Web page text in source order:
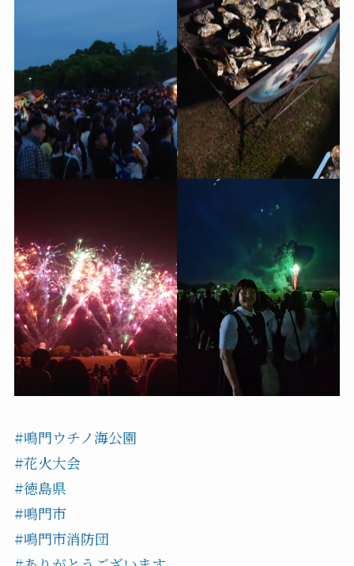
#鳴門ウチノ海公園
#花火大会
#徳島県
#鳴門市
#鳴門市消防団